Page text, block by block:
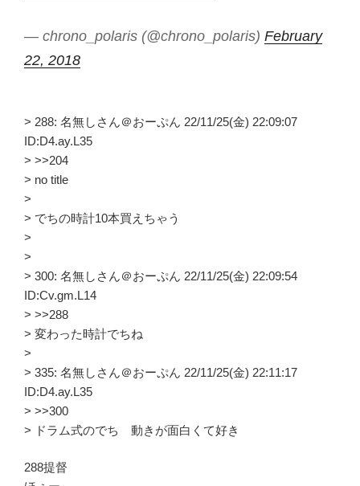
— chrono_polaris (@chrono_polaris) February
22, 2018
> 288: 名無しさん＠おーぷん 22/11/25(金) 22:09:07
ID:D4.ay.L35
> >>204
> no title
>
> でちの時計10本買えちゃう
>
>
> 300: 名無しさん＠おーぷん 22/11/25(金) 22:09:54
ID:Cv.gm.L14
> >>288
> 変わった時計でちね
>
> 335: 名無しさん＠おーぷん 22/11/25(金) 22:11:17
ID:D4.ay.L35
> >>300
> ドラム式のでち 動きが面白くて好き
288提督